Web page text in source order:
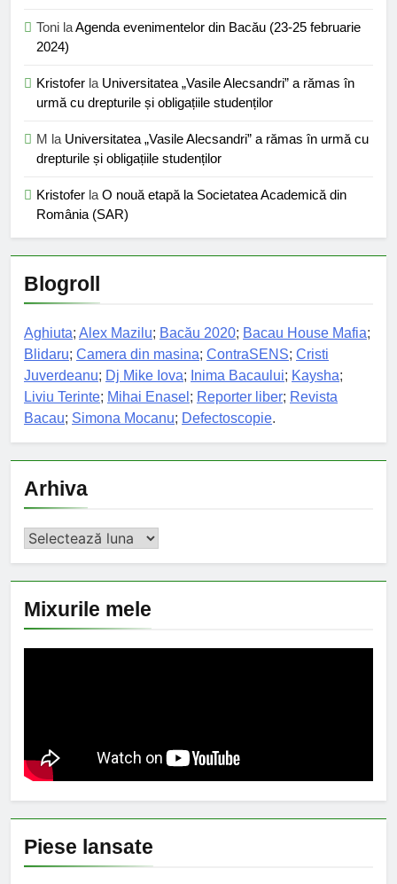
Toni laAgenda evenimentelor din Bacău (23-25 februarie
2024)
Kristofer la Universitatea „Vasile Alecsandri” a rămas în
urmă cu drepturile și obligațiile studenților
M la Universitatea „Vasile Alecsandri” a rămas în urmă cu
drepturile și obligațiile studenților
Kristofer la O nouă etapă la Societatea Academică din
România (SAR)
Blogroll
Aghiuta; Alex Mazilu; Bacău 2020; Bacau House Mafia;
Blidaru; Camera din masina; ContraSENS; Cristi
Juverdeanu; Dj Mike Iova; Inima Bacaului; Kaysha;
Liviu Terinte; Mihai Enasel ; Reporter liber; Revista
Bacau; Simona Mocanu; Defectoscopie.
Arhiva
Arhiva
Mixurile mele
Piese lansate